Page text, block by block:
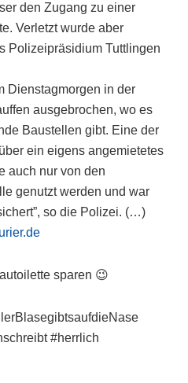
den Zugang zu einer
Verletzt wurde aber
Polizeipräsidium Tuttlingen
Dienstagmorgen in der
ausgebrochen, wo es
Baustellen gibt. Eine der
ein eigens angemietetes
auch nur von den
genutzt werden und war
so die Polizei. (…)
sparen 😉
#herrlich